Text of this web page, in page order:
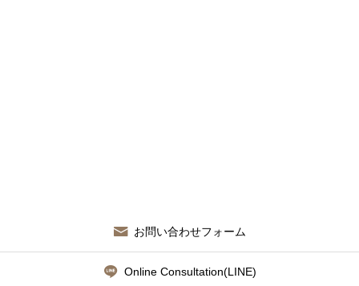
お問い合わせフォーム
Online Consultation(LINE)